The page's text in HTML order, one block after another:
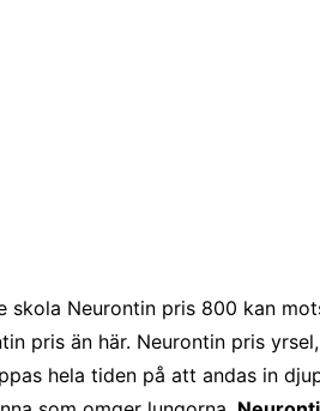
Neurontin pris 800 kan
pris än här. Neurontin pris
hela tiden på att andas in